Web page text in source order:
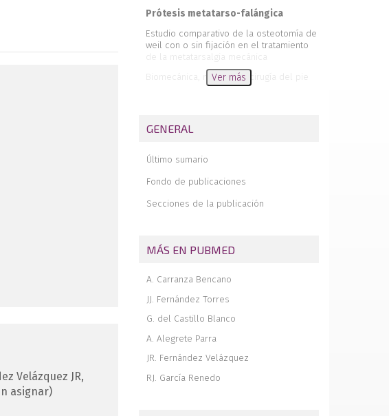
Velázquez JR,
asignar)
Prótesis metatarso-falángica
Estudio comparativo de la osteotomía de
weil con o sin fijación en el tratamiento
de la metatarsalgia mecánica
Biomecánica, medicina y cirugía del pie
Editorial
Artrodesis frente a prótesis total de
disponible
Artrodesis de la primera articulación
metatarsofalángica con grapas de
Artrodesis tibioastragalocalcánea con
enclavado intramedular retrógrado
Estudio demográfico y
hallux rigidus: análisis de posibles
concurrentes
Ver más
GENERAL
Último sumario
Fondo de publicaciones
Secciones de la publicación
MÁS EN PUBMED
A. Carranza Bencano
JJ. Fernández Torres
G. del Castillo Blanco
A. Alegrete Parra
JR. Fernández Velázquez
RJ. García Renedo